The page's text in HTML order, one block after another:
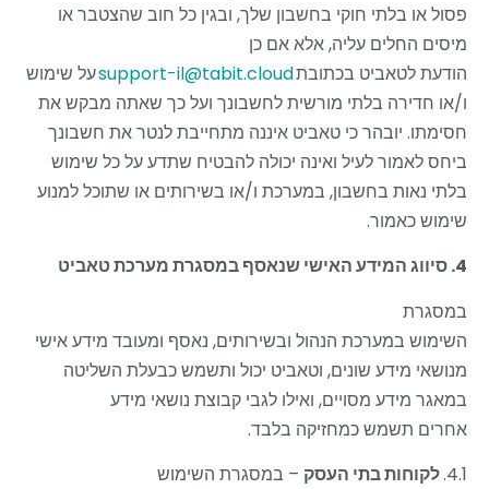
פסול או בלתי חוקי בחשבון שלך, ובגין כל חוב שהצטבר או
מיסים החלים עליה, אלא אם כן
הודעת לטאביט בכתובתsupport-il@tabit.cloudעל שימוש
ו/או חדירה בלתי מורשית לחשבונך ועל כך שאתה מבקש את
חסימתו. יובהר כי טאביט איננה מתחייבת לנטראת חשבונך
ביחס לאמור לעיל ואינה יכולה להבטיח שתדע על כל שימוש
בלתי נאות בחשבון, במערכת ו/או בשירותים או שתוכל למנוע
שימוש כאמור.
4. סיווג המידע האישי שנאסף במסגרת מערכת טאביט
במסגרת
השימוש במערכת הנהול ובשירותים, נאסף ומעובד מידע אישי
מנושאי מידע שונים, וטאביט יכול ותשמש כבעלת השליטה
במאגר מידע מסויים, ואילו לגבי קבוצת נושאי מידע
אחרים תשמש כמחזיקה בלבד.
4.1. לקוחות בתי העסק – במסגרת השימוש